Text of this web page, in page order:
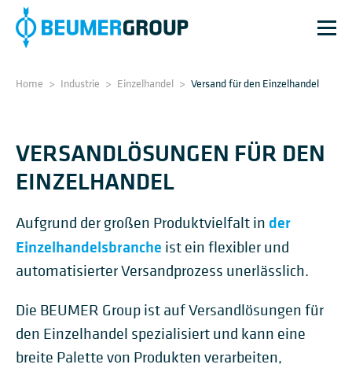
Home > Industrie > Einzelhandel > Versand für den Einzelhandel
VERSANDLÖSUNGEN FÜR DEN
EINZELHANDEL
Aufgrund der großen Produktvielfalt in der
Einzelhandelsbranche ist ein flexibler und
automatisierter Versandprozess unerlässlich.
Die BEUMER Group ist auf Versandlösungen für
den Einzelhandel spezialisiert und kann eine
breite Palette von Produkten verarbeiten,